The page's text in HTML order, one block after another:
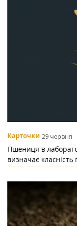
Карточки 29 червня
Пшениця в
визначає класність